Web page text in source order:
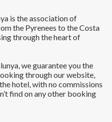
is the association of
the Pyrenees to the Costa
through the heart of
we guarantee you the
through our website,
hotel, with no commissions
find on any other booking
Accept all